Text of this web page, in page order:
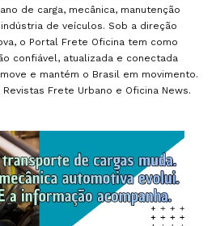
de carga, mecânica, manutenção
de veículos. Sob a direção
o Portal Frete Oficina tem como
confiável, atualizada e conectada
e mantém o Brasil em movimento.
Frete Urbano e Oficina News.